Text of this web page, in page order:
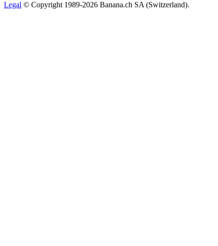
Legal © Copyright 1989-2026 Banana.ch SA (Switzerland).